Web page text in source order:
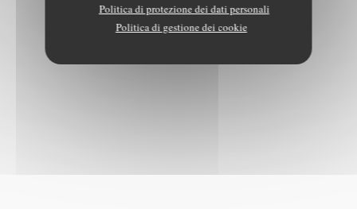
Politica di protezione dei dati personali
Politica di gestione dei cookie